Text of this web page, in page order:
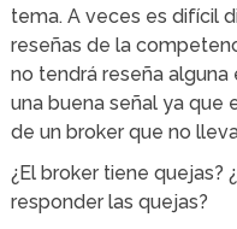
tema. A veces es difícil
reseñas de la
no tendrá reseña
una buena señal ya que
de un broker que no
¿El broker tiene quejas?
responder las quejas?